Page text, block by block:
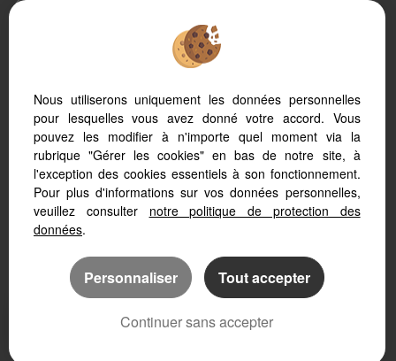
notre site s’adapte automatiquement aux différents types
d'écrans
Logiciel immobilier Adapt Immo
Création site internet immobilier
Référencement immobilier
Nous utiliserons uniquement les données personnelles
pour lesquelles vous avez donné votre accord. Vous
pouvez les modifier à n'importe quel moment via la
rubrique "Gérer les cookies" en bas de notre site, à
l'exception des cookies essentiels à son fonctionnement.
Pour plus d'informations sur vos données personnelles,
veuillez consulter notre politique de protection des
données.
Personnaliser Tout accepter
Continuer sans accepter